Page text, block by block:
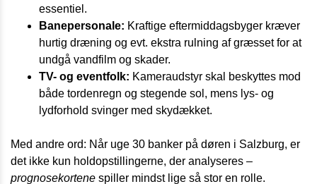
essentiel.
Banepersonale: Kraftige eftermiddagsbyger kræver
hurtig dræning og evt. ekstra rulning af græsset for at
undgå vandfilm og skader.
TV- og eventfolk: Kameraudstyr skal beskyttes mod
både tordenregn og stegende sol, mens lys- og
lydforhold svinger med skydækket.
Med andre ord: Når uge 30 banker på døren i Salzburg, er
det ikke kun holdopstillingerne, der analyseres –
prognosekortene spiller mindst lige så stor en rolle.